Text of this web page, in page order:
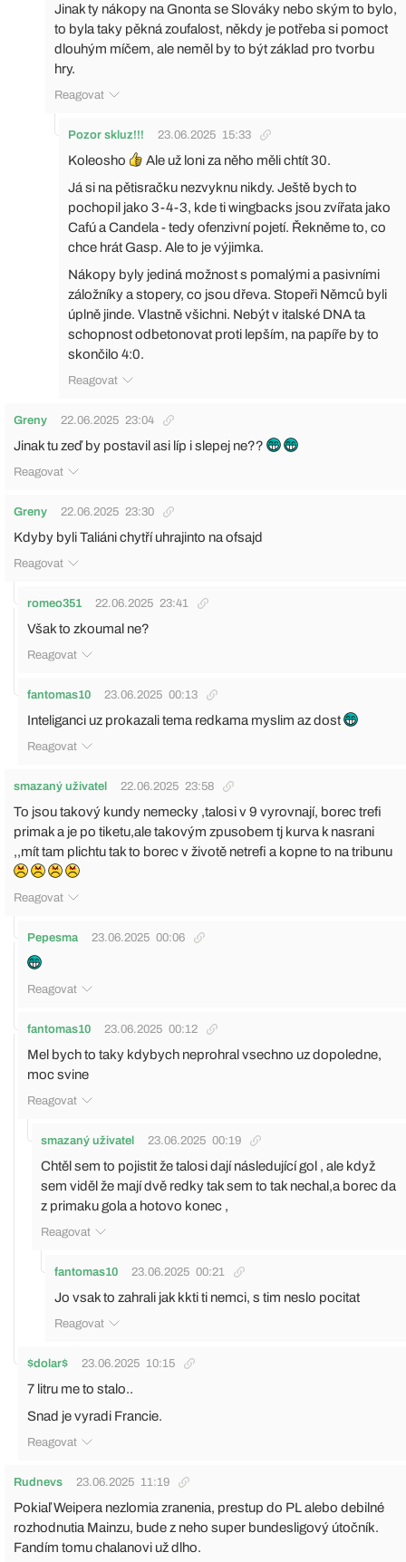
Jinak ty nákopy na Gnonta se Slováky nebo ským to bylo,
to byla taky pěkná zoufalost, někdy je potřeba si pomoct
dlouhým míčem, ale neměl by to být základ pro tvorbu
hry.
Reagovat
Pozor skluz!!! 23.06.2025 15:33
Koleosho
Ale už loni za něho měli chtít 30.
Já si na pětisračku nezvyknu nikdy. Ještě bych to
pochopil jako 3-4-3, kde ti wingbacks jsou zvířata jako
Cafú a Candela - tedy ofenzivní pojetí. Řekněme to, co
chce hrát Gasp. Ale to je výjimka.
Nákopy byly jediná možnost s pomalými a pasivními
záložníky a stopery, co jsou dřeva. Stopeři Němců byli
úplně jinde. Vlastně všichni. Nebýt v italské DNA ta
schopnost odbetonovat proti lepším, na papíře by to
skončilo 4:0.
Reagovat
Greny 22.06.2025 23:04
Jinak tu zeď by postavil asi líp i slepej ne??
Reagovat
Greny 22.06.2025 23:30
Kdyby byli Taliáni chytří uhrajinto na ofsajd
Reagovat
romeo351 22.06.2025 23:41
Však to zkoumal ne?
Reagovat
fantomas10 23.06.2025 00:13
Inteliganci uz prokazali tema redkama myslim az dost
Reagovat
smazaný uživatel 22.06.2025 23:58
To jsou takový kundy nemecky ,talosi v 9 vyrovnají, borec trefi
primak a je po tiketu,ale takovým zpusobem tj kurva k nasrani
,,mít tam plichtu tak to borec v životě netrefi a kopne to na tribunu
Reagovat
Pepesma 23.06.2025 00:06
Reagovat
fantomas10 23.06.2025 00:12
Mel bych to taky kdybych neprohral vsechno uz dopoledne,
moc svine
Reagovat
smazaný uživatel 23.06.2025 00:19
Chtěl sem to pojistit že talosi dají následující gol , ale když
sem viděl že mají dvě redky tak sem to tak nechal,a borec da
z primaku gola a hotovo konec ,
Reagovat
fantomas10 23.06.2025 00:21
Jo vsak to zahrali jak kkti ti nemci, s tim neslo pocitat
Reagovat
$dolar$ 23.06.2025 10:15
7 litru me to stalo..
Snad je vyradi Francie.
Reagovat
Rudnevs 23.06.2025 11:19
Pokiaľ Weipera nezlomia zranenia, prestup do PL alebo debilné
rozhodnutia Mainzu, bude z neho super bundesligový útočník.
Fandím tomu chalanovi už dlho.